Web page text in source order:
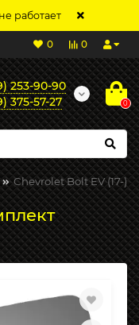
работает
0
0
253-90-90
375-57-27
0
Chevrolet Bolt EV (17-)